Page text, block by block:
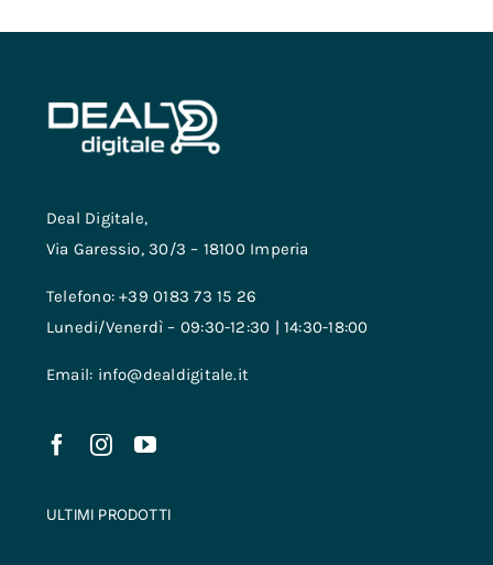
Deal Digitale,
Via Garessio, 30/3 – 18100 Imperia
Telefono: +39 0183 73 15 26
Lunedi/Venerdì – 09:30-12:30 | 14:30-18:00
Email: info@dealdigitale.it
ULTIMI PRODOTTI